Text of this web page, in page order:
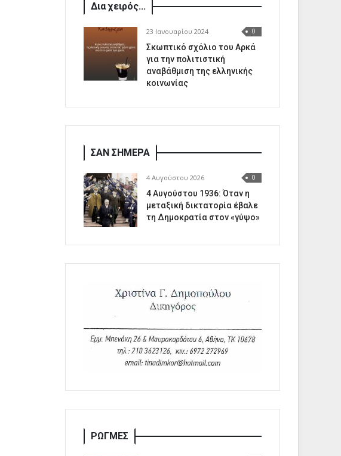
Δια χειρός...
23 Ιανουαρίου 2024 0
Σκωπτικό σχόλιο του Αρκά
για την πολιτιστική
αναβάθμιση της ελληνικής
κοινωνίας
ΣΑΝ ΣΗΜΕΡΑ
4 Αυγούστου 2026 0
4 Αυγούστου 1936: Όταν η
μεταξική δικτατορία έβαλε
τη Δημοκρατία στον «γύψο»
ΡΩΓΜΕΣ